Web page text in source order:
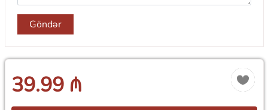
Göndər
39.99 ₼